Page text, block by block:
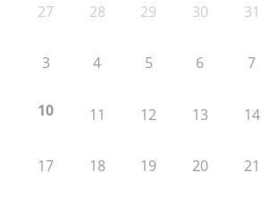
27 28 29 30 31
3 4 5 6 7
10 11 12 13 14
17 18 19 20 21